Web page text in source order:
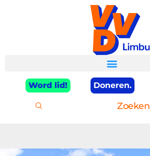
Word lid! Doneren.
Zoeken